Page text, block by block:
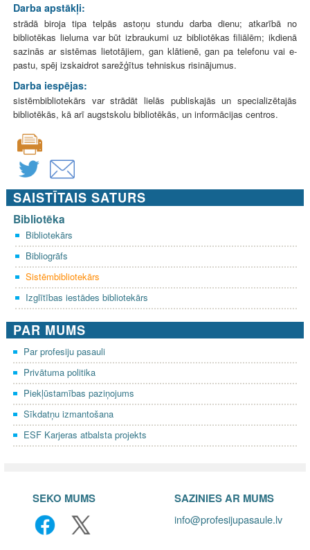
Darba apstākļi:
strādā biroja tipa telpās astoņu stundu darba dienu; atkarībā no
bibliotēkas lieluma var būt izbraukumi uz bibliotēkas filiālēm; ikdienā
sazinās ar sistēmas lietotājiem, gan klātienē, gan pa telefonu vai e-
pastu, spēj izskaidrot sarežģītus tehniskus risinājumus.
Darba iespējas:
sistēmbibliotekārs var strādāt lielās publiskajās un specializētajās
bibliotēkās, kā arī augstskolu bibliotēkās, un informācijas centros.
SAISTĪTAIS SATURS
Bibliotēka
Bibliotekārs
Bibliogrāfs
Sistēmbibliotekārs
Izglītības iestādes bibliotekārs
PAR MUMS
Par profesiju pasauli
Privātuma politika
Piekļūstamības paziņojums
Sīkdatņu izmantošana
ESF Karjeras atbalsta projekts
SEKO MUMS SAZINIES AR MUMS
info@profesijupasaule.lv